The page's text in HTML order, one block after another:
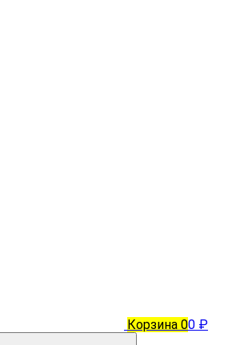
Корзина 00 ₽